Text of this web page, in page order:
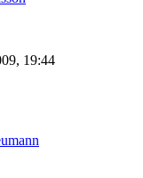
19:44